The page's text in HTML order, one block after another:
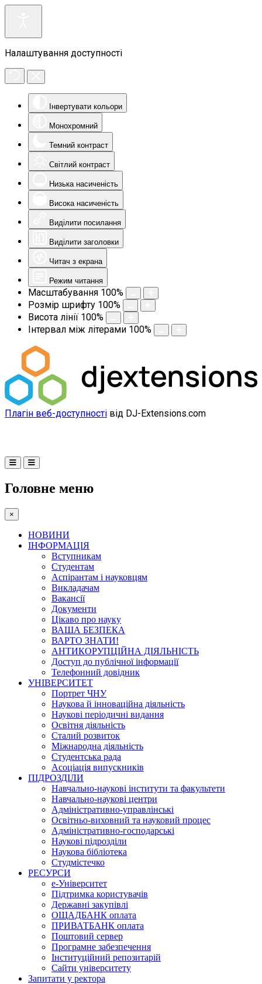
Налаштування доступності
Інвертувати кольори
Монохромний
Темний контраст
Світлий контраст
Низька насиченість
Висока насиченість
Виділити посилання
Виділити заголовки
Читач з екрана
Режим читання
Масштабування 100%
Розмір шрифту 100%
Висота лінії 100%
Інтервал між літерами 100%
Плагін веб-доступності від DJ-Extensions.com
Головне меню
×
НОВИНИ
ІНФОРМАЦІЯ
Вступникам
Студентам
Аспірантам і науковцям
Викладачам
Вакансії
Документи
Цікаво про науку
ВАША БЕЗПЕКА
ВАРТО ЗНАТИ!
АНТИКОРУПЦІЙНА ДІЯЛЬНІСТЬ
Доступ до публічної інформації
Телефонний довідник
УНІВЕРСИТЕТ
Портрет ЧНУ
Наукова й інноваційна діяльність
Наукові періодичні видання
Освітня діяльність
Сталий розвиток
Міжнародна діяльність
Студентська рада
Асоціація випускників
ПІДРОЗДІЛИ
Навчально-наукові інститути та факультети
Навчально-наукові центри
Адміністративно-управлінські
Освітньо-виховний та науковий процес
Адміністративно-господарські
Наукові підрозділи
Наукова бібліотека
Студмістечко
РЕСУРСИ
е-Університет
Підтримка користувачів
Державні закупівлі
ОЩАДБАНК оплата
ПРИВАТБАНК оплата
Поштовий сервер
Програмне забезпечення
Інституційний репозитарій
Сайти університету
Запитати у ректора